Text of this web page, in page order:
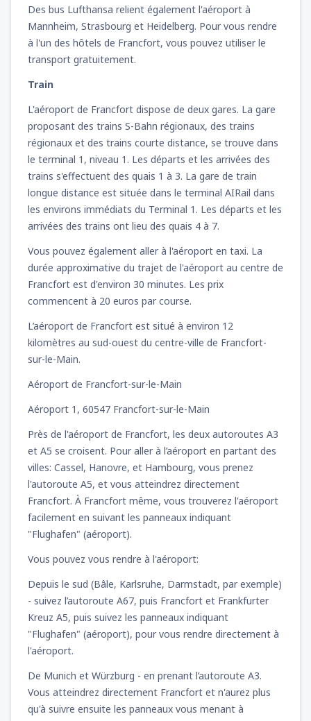
Des bus Lufthansa relient également l'aéroport à
Mannheim, Strasbourg et Heidelberg. Pour vous rendre
à l'un des hôtels de Francfort, vous pouvez utiliser le
transport gratuitement.
Train
L'aéroport de Francfort dispose de deux gares. La gare
proposant des trains S-Bahn régionaux, des trains
régionaux et des trains courte distance, se trouve dans
le terminal 1, niveau 1. Les départs et les arrivées des
trains s'effectuent des quais 1 à 3. La gare de train
longue distance est située dans le terminal AIRail dans
les environs immédiats du Terminal 1. Les départs et les
arrivées des trains ont lieu des quais 4 à 7.
Vous pouvez également aller à l'aéroport en taxi. La
durée approximative du trajet de l'aéroport au centre de
Francfort est d'environ 30 minutes. Les prix
commencent à 20 euros par course.
L’aéroport de Francfort est situé à environ 12
kilomètres au sud-ouest du centre-ville de Francfort-
sur-le-Main.
Aéroport de Francfort-sur-le-Main
Aéroport 1, 60547 Francfort-sur-le-Main
Près de l'aéroport de Francfort, les deux autoroutes A3
et A5 se croisent. Pour aller à l’aéroport en partant des
villes: Cassel, Hanovre, et Hambourg, vous prenez
l'autoroute A5, et vous atteindrez directement
Francfort. À Francfort même, vous trouverez l'aéroport
facilement en suivant les panneaux indiquant
"Flughafen" (aéroport).
Vous pouvez vous rendre à l'aéroport:
Depuis le sud (Bâle, Karlsruhe, Darmstadt, par exemple)
- suivez l’autoroute A67, puis Francfort et Frankfurter
Kreuz A5, puis suivez les panneaux indiquant
"Flughafen" (aéroport), pour vous rendre directement à
l'aéroport.
De Munich et Würzburg - en prenant l’autoroute A3.
Vous atteindrez directement Francfort et n'aurez plus
qu'à suivre ensuite les panneaux vous menant à